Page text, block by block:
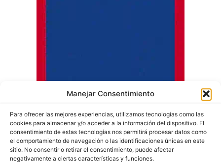
Manejar Consentimiento
Para ofrecer las mejores experiencias, utilizamos tecnologías como las
cookies para almacenar y/o acceder a la información del dispositivo. El
consentimiento de estas tecnologías nos permitirá procesar datos como
el comportamiento de navegación o las identificaciones únicas en este
sitio. No consentir o retirar el consentimiento, puede afectar
negativamente a ciertas características y funciones.